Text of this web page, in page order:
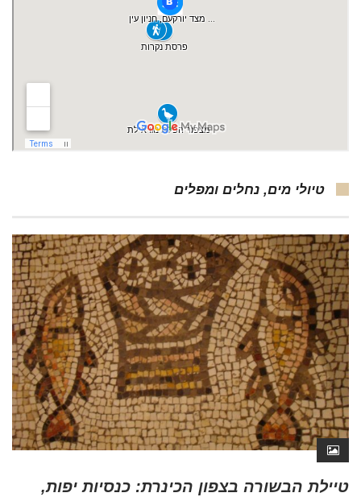
טיולי מים, נחלים ומפלים
טיילת הבשורה בצפון הכינרת: כנסיות יפות,